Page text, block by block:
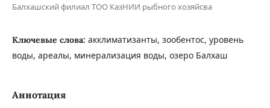
Балхашский филиал ТОО КазНИИ рыбного хозяйсва
Ключевые слова: акклиматизанты, зообентос, уровень
воды, ареалы, минерализация воды, озеро Балхаш
Аннотация